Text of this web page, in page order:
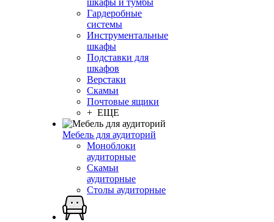
шкафы и тумбы
Гардеробные
системы
Инструментальные
шкафы
Подставки для
шкафов
Верстаки
Скамьи
Почтовые ящики
+ ЕЩЕ
Мебель для аудиторий
Моноблоки
аудиторные
Скамьи
аудиторные
Столы аудиторные